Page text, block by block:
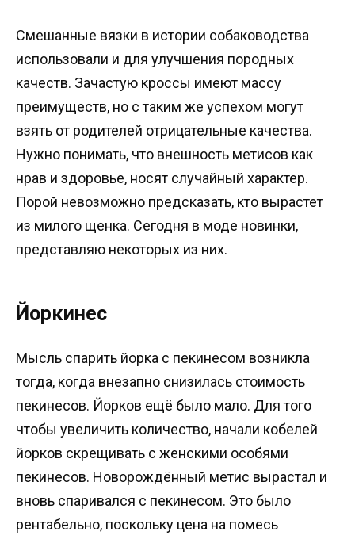
Смешанные вязки в истории собаководства
использовали и для улучшения породных
качеств. Зачастую кроссы имеют массу
преимуществ, но с таким же успехом могут
взять от родителей отрицательные качества.
Нужно понимать, что внешность метисов как
нрав и здоровье, носят случайный характер.
Порой невозможно предсказать, кто вырастет
из милого щенка. Сегодня в моде новинки,
представляю некоторых из них.
Йоркинес
Мысль спарить йорка с пекинесом возникла
тогда, когда внезапно снизилась стоимость
пекинесов. Йорков ещё было мало. Для того
чтобы увеличить количество, начали кобелей
йорков скрещивать с женскими особями
пекинесов. Новорождённый метис вырастал и
вновь спаривался с пекинесом. Это было
рентабельно, поскольку цена на помесь